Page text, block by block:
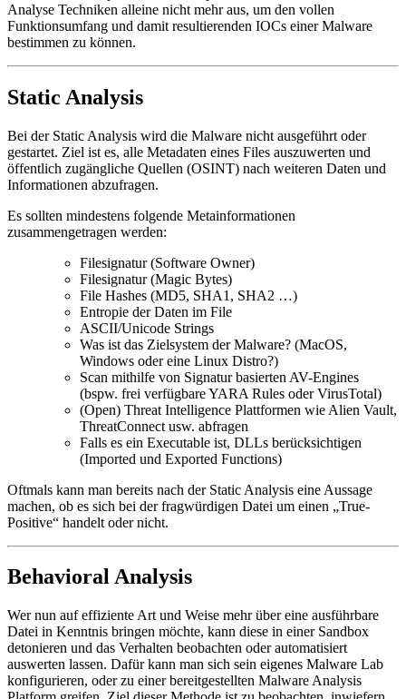
Analyse Techniken alleine nicht mehr aus, um den vollen
Funktionsumfang und damit resultierenden IOCs einer Malware
bestimmen zu können.
Static Analysis
Bei der Static Analysis wird die Malware nicht ausgeführt oder
gestartet. Ziel ist es, alle Metadaten eines Files auszuwerten und
öffentlich zugängliche Quellen (OSINT) nach weiteren Daten und
Informationen abzufragen.
Es sollten mindestens folgende Metainformationen
zusammengetragen werden:
Filesignatur (Software Owner)
Filesignatur (Magic Bytes)
File Hashes (MD5, SHA1, SHA2 …)
Entropie der Daten im File
ASCII/Unicode Strings
Was ist das Zielsystem der Malware? (MacOS,
Windows oder eine Linux Distro?)
Scan mithilfe von Signatur basierten AV-Engines
(bspw. frei verfügbare YARA Rules oder VirusTotal)
(Open) Threat Intelligence Plattformen wie Alien Vault,
ThreatConnect usw. abfragen
Falls es ein Executable ist, DLLs berücksichtigen
(Imported und Exported Functions)
Oftmals kann man bereits nach der Static Analysis eine Aussage
machen, ob es sich bei der fragwürdigen Datei um einen „True-
Positive“ handelt oder nicht.
Behavioral Analysis
Wer nun auf effiziente Art und Weise mehr über eine ausführbare
Datei in Kenntnis bringen möchte, kann diese in einer Sandbox
detonieren und das Verhalten beobachten oder automatisiert
auswerten lassen. Dafür kann man sich sein eigenes Malware Lab
konfigurieren, oder zu einer bereitgestellten Malware Analysis